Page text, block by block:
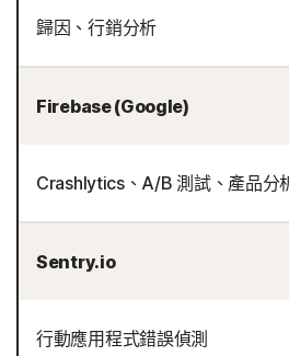
歸因、行銷分析
Firebase (Google)
Crashlytics、A/B 測試、產品分
Sentry.io
行動應用程式錯誤偵測